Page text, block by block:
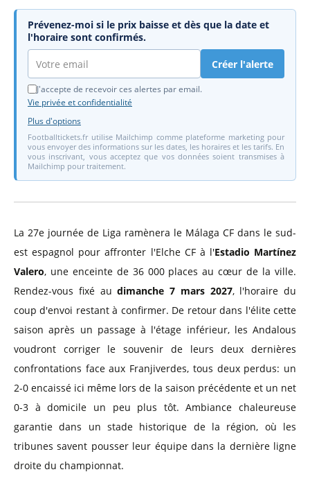
Prévenez-moi si le prix baisse et dès que la date et
l'horaire sont confirmés.
Créer l'alerte
J'accepte de recevoir ces alertes par email.
Vie privée et confidentialité
Plus d'options
Footballtickets.fr utilise Mailchimp comme plateforme marketing pour
vous envoyer des informations sur les dates, les horaires et les tarifs. En
vous inscrivant, vous acceptez que vos données soient transmises à
Mailchimp pour traitement.
La 27e journée de Liga ramènera le Málaga CF dans le sud-
est espagnol pour affronter l'Elche CF à l'Estadio Martínez
Valero, une enceinte de 36 000 places au cœur de la ville.
Rendez-vous fixé audimanche 7 mars 2027, l'horaire du
coup d'envoi restant à confirmer. De retour dans l'élite cette
saison après un passage à l'étage inférieur, les Andalous
voudront corriger le souvenir de leurs deux dernières
confrontations face aux Franjiverdes, tous deux perdus: un
2-0 encaissé ici même lors de la saison précédente et un net
0-3 à domicile un peu plus tôt. Ambiance chaleureuse
garantie dans un stade historique de la région, où les
tribunes savent pousser leur équipe dans la dernière ligne
droite du championnat.